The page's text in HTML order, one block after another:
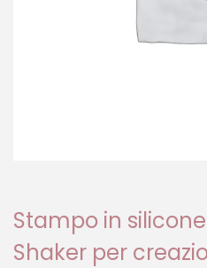
Stampo in
Shaker per